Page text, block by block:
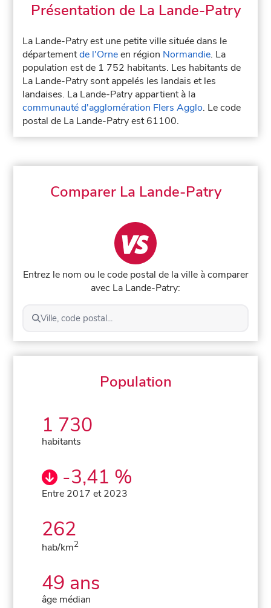
Présentation de La Lande-Patry
La Lande-Patry est une petite ville située dans le
départementde l'Orneen région Normandie. La
population est de 1 752 habitants. Les habitants de
La Lande-Patry sont appelés les landais et les
landaises. La Lande-Patry appartient à la
communauté d'agglomération Flers Agglo. Le code
postal de La Lande-Patry est 61100.
Comparer La Lande-Patry
Entrez le nom ou le code postal de la ville à comparer
avec La Lande-Patry:
Ville, code postal...
Population
1 730
habitants
-3,41 %
Entre 2017 et 2023
262
hab/km2
49 ans
âge médian